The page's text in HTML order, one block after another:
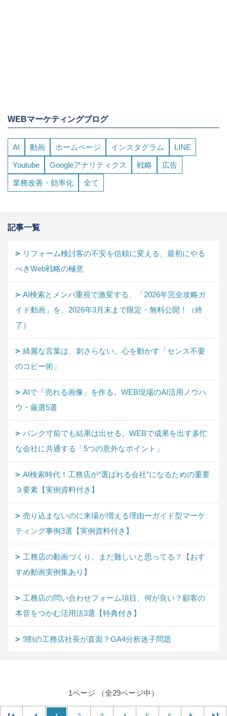
WEBマーケティングブログ
AI 動画 ホームページ インスタグラム LINE
Youtube Googleアナリティクス 戦略 広告
業務改善・効率化 全て
記事一覧
リフォーム検討客の不安を信頼に変える、最初にやる
べきWeb戦略の極意
AI検索とメンパ重視で激変する、「2026年完全攻略ガ
イド動画」を、2026年3月末まで限定・無料公開！（終
了）
綺麗な言葉は、刺さらない。心を動かす「センス不要
のコピー術」
AIで「売れる画像」を作る。WEB現場のAI活用ノウハ
ウ・厳選5選
パンク寸前でも結果は出せる。WEBで成果を出す多忙
な会社に共通する「5つの意外なポイント」
AI検索時代！工務店が“選ばれる会社”になるための重要
３要素【実例資料付き】
売り込まないのに来場が増える理由ーガイド型マーケ
ティング事例3選【実例資料付き】
工務店の動画づくり、まだ難しいと思ってる？【おす
すめ動画実例集あり】
工務店の問い合わせフォーム項目、何が良い？顧客の
本音をつかむ活用法3選【特典付き】
9割の工務店社長が直面？GA4分析迷子問題
1ページ （全29ページ中）